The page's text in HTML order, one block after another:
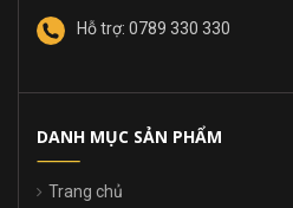
Hỗ trợ: 0789 330 330
DANH MỤC SẢN PHẨM
Trang chủ